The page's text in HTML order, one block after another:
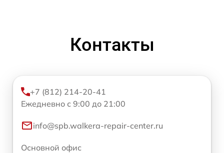
Контакты
+7 (812) 214-20-41
Ежедневно с 9:00 до 21:00
info@spb.walkera-repair-center.ru
Основной офис